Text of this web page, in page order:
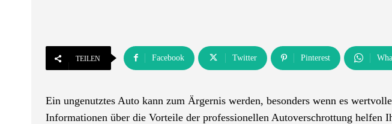
TEILEN Facebook Twitter Pinterest
Ein ungenutztes Auto kann zum Ärgernis werden, besonders wenn es
Informationen über die Vorteile der professionellen Autoverschrottung helfen